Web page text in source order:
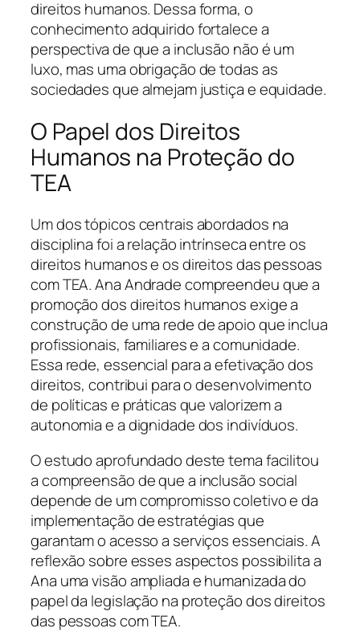
direitos humanos. Dessa forma, o
conhecimento adquirido fortalece a
perspectiva de que a inclusão não é um
luxo, mas uma obrigação de todas as
sociedades que almejam justiça e equidade.
O Papel dos Direitos
Humanos na Proteção do
TEA
Um dos tópicos centrais abordados na
disciplina foi a relação intrínseca entre os
direitos humanos e os direitos das pessoas
com TEA. Ana Andrade compreendeu que a
promoção dos direitos humanos exige a
construção de uma rede de apoio que inclua
profissionais, familiares e a comunidade.
Essa rede, essencial para a efetivação dos
direitos, contribui para o desenvolvimento
de políticas e práticas que valorizem a
autonomia e a dignidade dos indivíduos.
O estudo aprofundado deste tema facilitou
a compreensão de que a inclusão social
depende de um compromisso coletivo e da
implementação de estratégias que
garantam o acesso a serviços essenciais. A
reflexão sobre esses aspectos possibilita a
Ana uma visão ampliada e humanizada do
papel da legislação na proteção dos direitos
das pessoas com TEA.